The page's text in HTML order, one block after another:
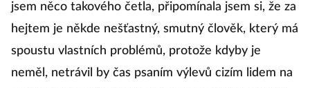
jsem něco takového četla, připomínala jsem si, že za
hejtem je někde nešťastný, smutný člověk, který má
spoustu vlastních problémů, protože kdyby je
neměl, netrávil by čas psaním výlevů cizím lidem na